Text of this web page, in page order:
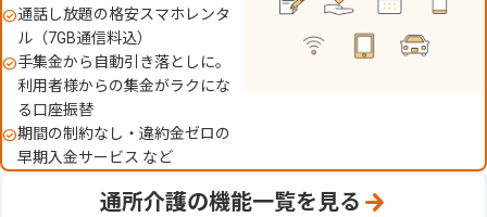
通話し放題の格安スマホレンタ
ル（7GB通信料込）
手集金から自動引き落としに。
利用者様からの集金がラクにな
る口座振替
期間の制約なし・違約金ゼロの
早期入金サービス など
通所介護の機能一覧を見る